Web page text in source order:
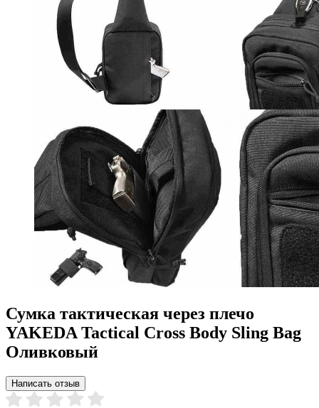
Сумка тактическая через плечо
YAKEDA Tactical Cross Body Sling Bag
Оливковый
Написать отзыв